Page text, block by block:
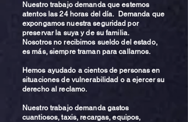
Nuestro trabajo demanda que estemos
atentos las 24 horas del día. Demanda que
expongamos nuestra seguridad por
preservar la suya y de su familia.
Nosotros no recibimos sueldo del estado,
es más, siempre traman para callarnos.
Hemos ayudado a cientos de personas en
situaciones de vulnerabilidad o a ejercer su
derecho al reclamo.
Nuestro trabajo demanda gastos
cuantiosos, taxis, recargas, equipos,